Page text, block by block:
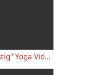
Yogastunde "Geistig" Yoga Vidya Grundreihe mit Chitra - Mittelstufe 09:15 Uhr 12.08.2020